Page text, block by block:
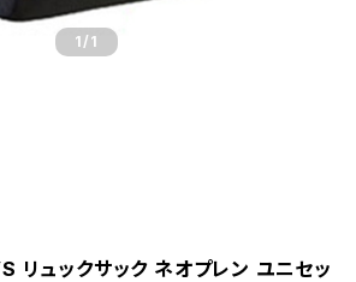
1 /1
リュックサック ネオプレン ユニセッ